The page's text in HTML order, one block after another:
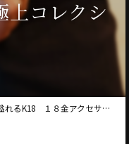
上コレクシ
１８金アクセサリーショップの極上コレクション